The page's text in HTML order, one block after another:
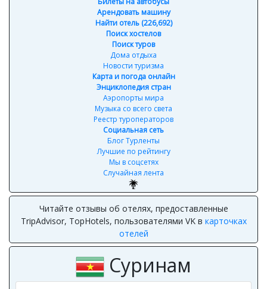
Арендовать машину
Найти отель (226,692)
Поиск хостелов
Поиск туров
Дома отдыха
Новости туризма
Карта и погода онлайн
Энциклопедия стран
Аэропорты мира
Музыка со всего света
Реестр туроператоров
Социальная сеть
Блог Турленты
Лучшие по рейтингу
Мы в соцсетях
Случайная лента
Читайте отзывы об отелях, предоставленные
TripAdvisor, TopHotels, пользователями VK в карточках
отелей
Суринам